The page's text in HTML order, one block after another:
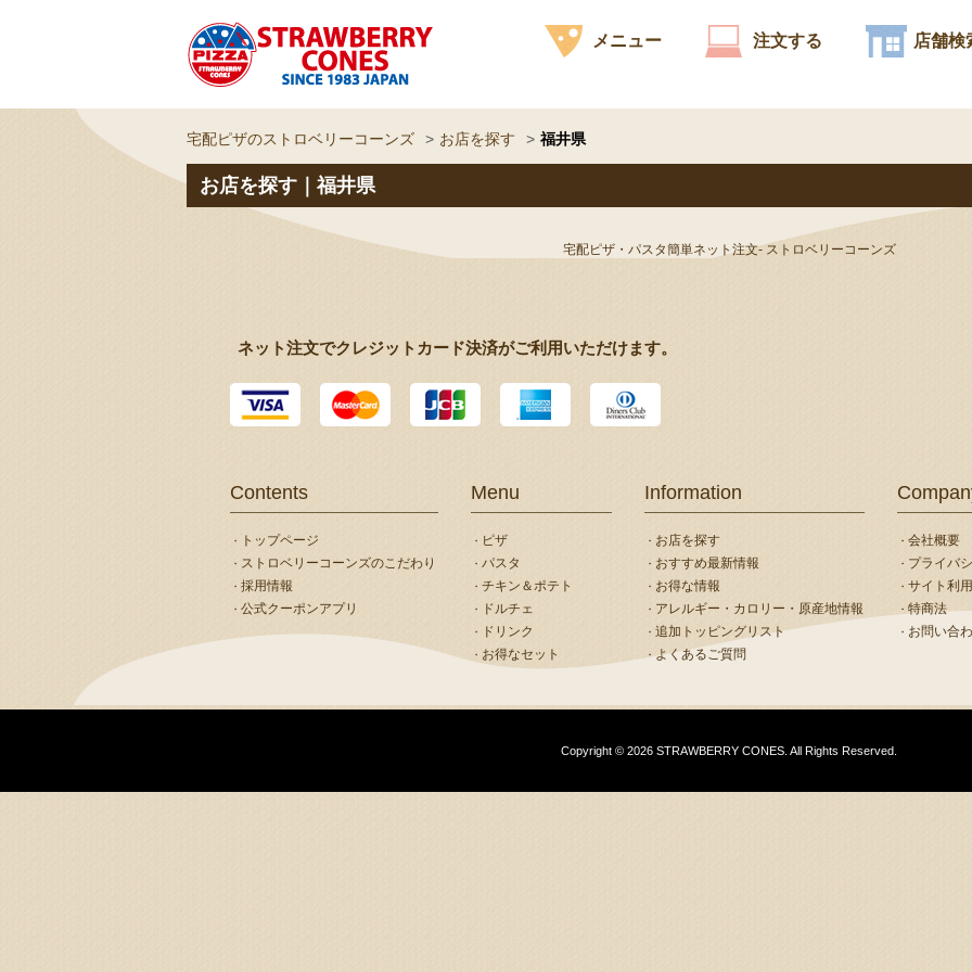
メニュー 注文する 店舗検
宅配ピザのストロベリーコーンズ お店を探す 福井県
お店を探す｜福井県
宅配ピザ・パスタ簡単ネット注文- ストロベリーコーンズ
ネット注文でクレジットカード決済がご利用いただけます。
Contents
トップページ
ストロベリーコーンズのこだわり
採用情報
公式クーポンアプリ
Menu
ピザ
パスタ
チキン＆ポテト
ドルチェ
ドリンク
お得なセット
Information
お店を探す
おすすめ最新情報
お得な情報
アレルギー・カロリー・原産地情報
追加トッピングリスト
よくあるご質問
会社概要
プライバ
サイト利
特商法
お問い合
Copyright © 2026 STRAWBERRY CONES. All Rights Reserved.